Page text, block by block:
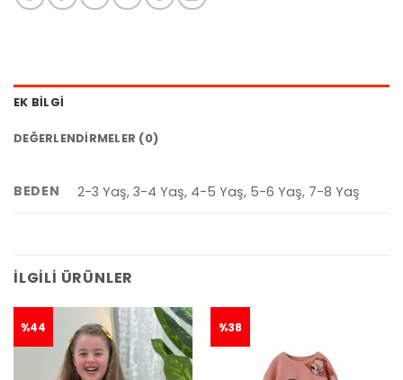
EK BILGI
DEĞERLENDIRMELER (0)
BEDEN 2-3 Yaş, 3-4 Yaş, 4-5 Yaş, 5-6 Yaş, 7-8 Yaş
İLGILI ÜRÜNLER
%44 %38